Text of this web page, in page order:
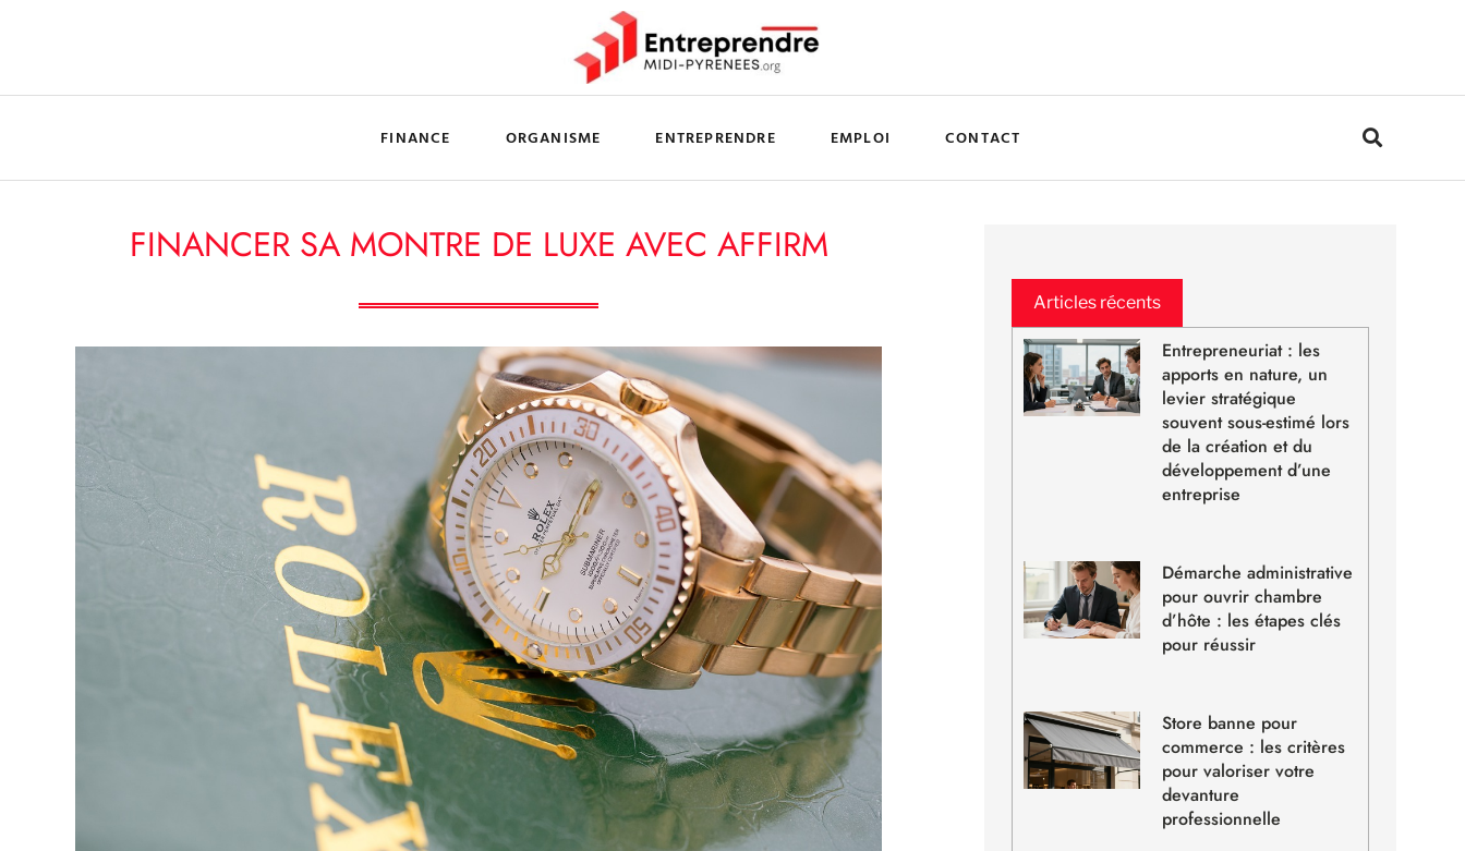
FINANCE ORGANISME ENTREPRENDRE EMPLOI CONTACT
FINANCER SA MONTRE DE LUXE AVEC AFFIRM
Articles récents
Entrepreneuriat : les
apports en nature, un
levier stratégique
souvent sous-estimé lors
de la création et du
développement d’une
entreprise
Démarche administrative
pour ouvrir chambre
d’hôte : les étapes clés
pour réussir
Store banne pour
commerce : les critères
pour valoriser votre
devanture
professionnelle